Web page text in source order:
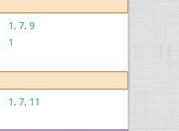
1, 7, 9
1
1, 7, 11